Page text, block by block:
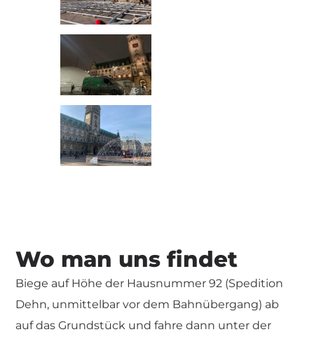
Wo man uns findet
Biege auf Höhe der Hausnummer 92 (Spedition
Dehn, unmittelbar vor dem Bahnübergang) ab
auf das Grundstück und fahre dann unter der